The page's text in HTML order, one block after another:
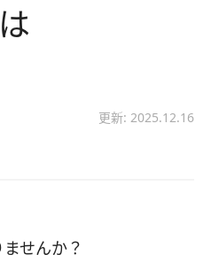
更新: 2025.12.16
せんか？